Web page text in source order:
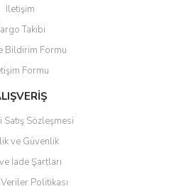
veya görüntülenemiyor.
bilgiler bulunuyor.
daha pahalı.
İletişim
Takibi
Bildirim Formu
Formu
Satış Sözleşmesi
ve Güvenlik
İade Şartları
Politikası